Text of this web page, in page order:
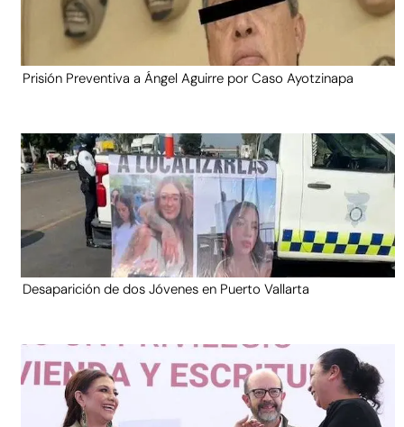
Prisión Preventiva a Ángel Aguirre por Caso Ayotzinapa
Desaparición de dos Jóvenes en Puerto Vallarta